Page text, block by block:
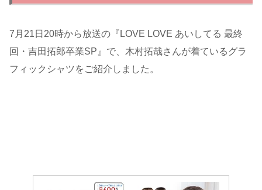
7月21日20時から放送の『LOVE LOVE あいしてる 最終
回・吉田拓郎卒業SP』で、木村拓哉さんが着ているグラ
フィックシャツをご紹介しました。